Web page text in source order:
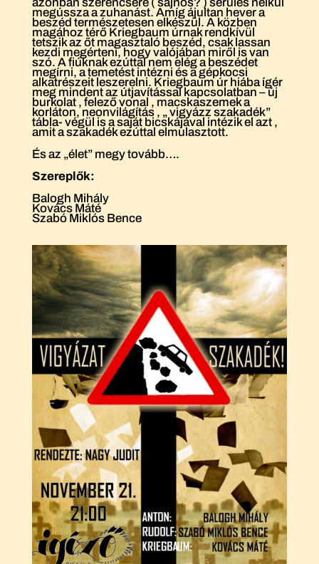
megússza a zuhanást. Amíg ájultan hever a
beszéd természetesen elkészül. A közben
magához térő Kriegbaum úrnak rendkívül
tetszik az őt magasztaló beszéd, csak lassan
kezdi megérteni, hogy valójában miről is van
szó. A fiúknak ezúttal nem elég a beszédet
megírni, a temetést intézni és a gépkocsi
alkatrészeit leszerelni. Kriegbaum úr hiába ígér
meg mindent az útjavítással kapcsolatban – új
burkolat , felező vonal , macskaszemek a
korláton, neonvilágítás , „ vigyázz szakadék”
tábla- végül is a saját bicskájával intézik el azt ,
amit a szakadék ezúttal elmulasztott.
És az „élet” megy tovább….
Szereplők:
Balogh Mihály
Kovács Máté
Szabó Miklós Bence